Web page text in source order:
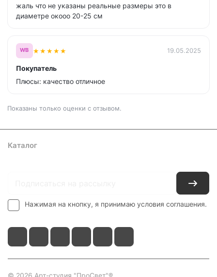
жаль что не указаны реальные размеры это в
диаметре окооо 20-25 см
WB ★★★★★ 19.05.2025
Покупатель
Плюсы: качество отличное
Показаны только оценки с отзывом.
Каталог
Нажимая на кнопку, я принимаю условия соглашения.
© 2026 Арт-студия "ПроСвет"®